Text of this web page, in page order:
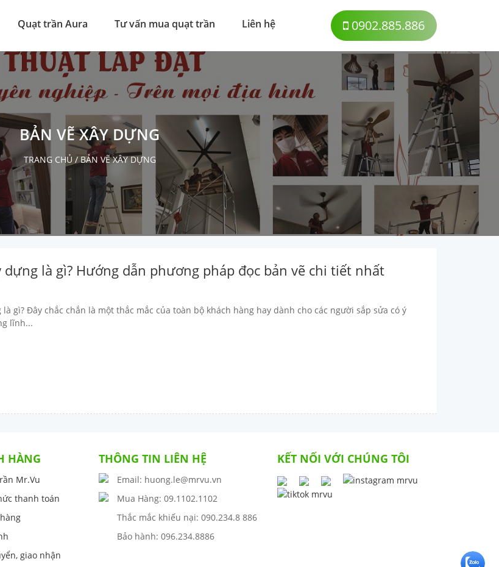
Quạt trần Aura Tư vấn mua quạt trần Liên hệ 0902.885.886
BẢN VẼ XÂY DỰNG
TRANG CHỦ /BẢN VẼ XÂY DỰNG
dựng là gì? Hướng dẫn phương pháp đọc bản vẽ chi tiết nhất
là gì? Đây chắc chắn là một thắc mắc của toàn bộ khách hàng hay dành cho các người sắp sửa có ý
lĩnh...
HÀNG
Mr.Vu
thanh toán
giao nhận
THÔNG TIN LIÊN HỆ
Email: huong.le@mrvu.vn
Mua Hàng: 09.1102.1102
Thắc mắc khiếu nại: 090.234.8 886
Bảo hành: 096.234.8886
KẾT NỐI VỚI CHÚNG TÔI